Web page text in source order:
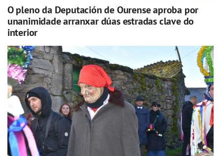
O pleno da Deputación de Ourense aproba por
unanimidade arranxar dúas estradas clave do
interior